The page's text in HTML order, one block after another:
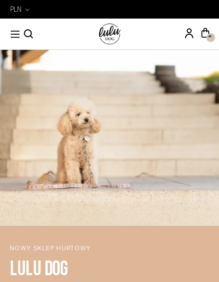
PLN
Wyszukiwarka
produktów
NOWY SKLEP HURTOWY
LULU DOG